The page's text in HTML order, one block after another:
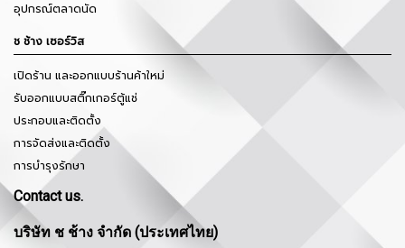
อุปกรณ์ตลาดนัด
ช ช้าง เซอร์วิส
เปิดร้าน และออกแบบร้านค้าใหม่
รับออกแบบสติ๊กเกอร์ตู้แช่
ประกอบและติดตั้ง
การจัดส่งและติดตั้ง
การบำรุงรักษา
Contact us.
บริษัท ช ช้าง จำกัด (ประเทศไทย)